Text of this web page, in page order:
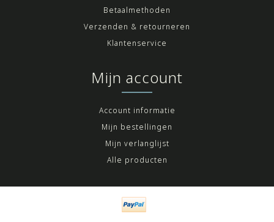
Betaalmethoden
Verzenden & retourneren
Klantenservice
Mijn account
Account informatie
Mijn bestellingen
Mijn verlanglijst
Alle producten